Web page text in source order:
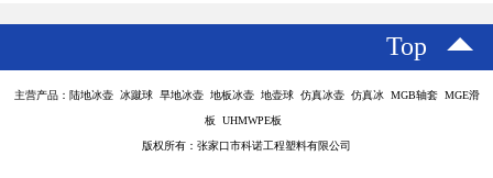
Top
主营产品：陆地冰壶 冰蹴球 旱地冰壶 地板冰壶 地壶球 仿真冰壶 仿真冰 MGB轴套 MGE滑
板 UHMWPE板
版权所有：张家口市科诺工程塑料有限公司